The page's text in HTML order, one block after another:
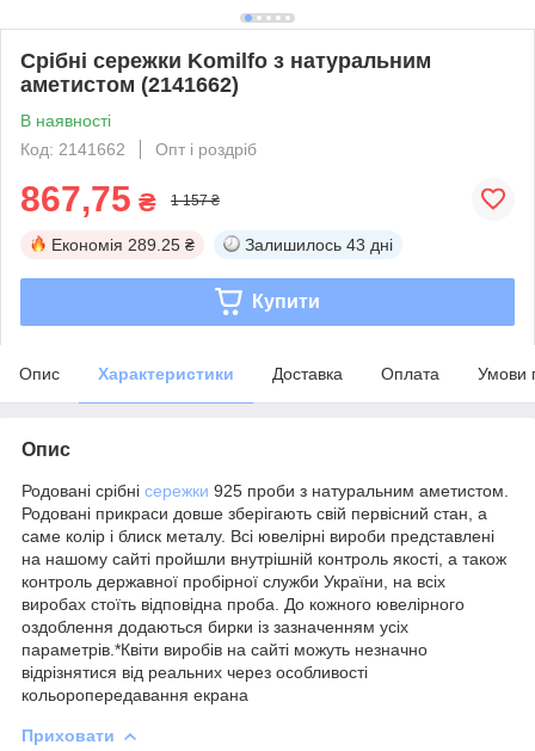
Срібні сережки Komilfo з натуральним
аметистом (2141662)
В наявності
Код: 2141662
Опт і роздріб
867,75 ₴ 1 157 ₴
Економія 289.25 ₴ Залишилось 43 дні
Купити
Опис Характеристики Доставка Оплата Умови
Опис
Родовані срібні сережки 925 проби з натуральним аметистом.
Родовані прикраси довше зберігають свій первісний стан, а
саме колір і блиск металу. Всі ювелірні вироби представлені
на нашому сайті пройшли внутрішній контроль якості, а також
контроль державної пробірної служби України, на всіх
виробах стоїть відповідна проба. До кожного ювелірного
оздоблення додаються бирки із зазначенням усіх
параметрів.*Квіти виробів на сайті можуть незначно
відрізнятися від реальних через особливості
кольоропередавання екрана
Приховати